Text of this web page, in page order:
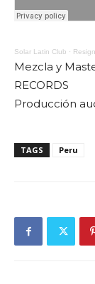
Solar Latin Club ·
Mezcla y
RECORDS
Producción
TAGS Peru